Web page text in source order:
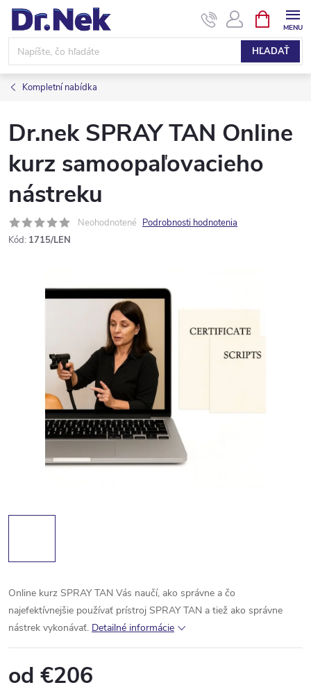
Prejsť
obsah
HĽADAŤ
KOŠÍK
Kompletní nabídka
Dr.nek SPRAY TAN Online
kurz samoopaľovacieho
nástreku
Neohodnotené Podrobnosti hodnotenia
Kód: 1715/LEN
Online kurz SPRAY TAN Vás naučí, ako správne a čo
najefektívnejšie používať prístroj SPRAY TAN a tiež ako správne
nástrek vykonávať. Detailné informácie
od €206